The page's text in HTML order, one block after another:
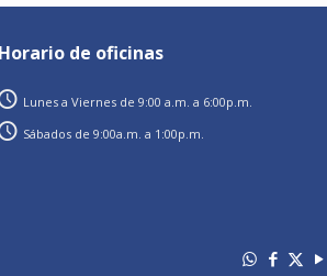
Horario de oficinas
Lunes a Viernes de 9:00 a.m. a 6:00p.m.
Sábados de 9:00a.m. a 1:00p.m.